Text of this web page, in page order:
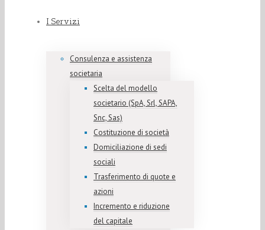
I Servizi
Consulenza e assistenza
societaria
Scelta del modello
societario (SpA, Srl, SAPA,
Snc, Sas)
Costituzione di società
Domiciliazione di sedi
sociali
Trasferimento di quote e
azioni
Incremento e riduzione
del capitale